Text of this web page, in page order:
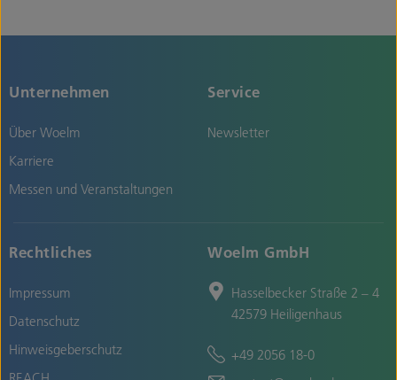
Unternehmen
Über Woelm
Karriere
Messen und Veranstaltungen
Service
Newsletter
Rechtliches
Impressum
Datenschutz
Hinweisgeberschutz
Woelm GmbH
Hasselbecker Straße 2 – 4
42579 Heiligenhaus
+49 2056 18-0